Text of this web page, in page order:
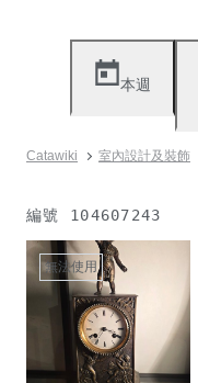
本週
Catawiki 室內設計及裝飾
編號 104607243
無法使用